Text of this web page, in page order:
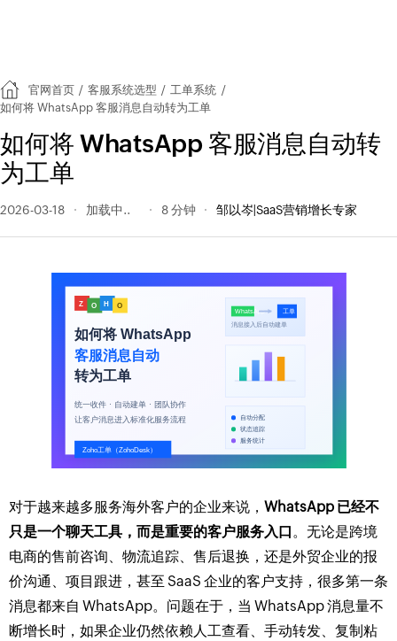
官网首页 / 客服系统选型 / 工单系统 /
如何将 WhatsApp 客服消息自动转为工单
如何将 WhatsApp 客服消息自动转
为工单
2026-03-18 38 阅读量 8 分钟 邹以岑|SaaS营销增长专家
对于越来越多服务海外客户的企业来说， WhatsApp 已经不
只是一个聊天工具，而是重要的客户服务入口。无论是跨境
电商的售前咨询、物流追踪、售后退换，还是外贸企业的报
价沟通、项目跟进，甚至 SaaS 企业的客户支持，很多第一条
消息都来自 WhatsApp。问题在于，当 WhatsApp 消息量不
断增长时，如果企业仍然依赖人工查看、手动转发、复制粘